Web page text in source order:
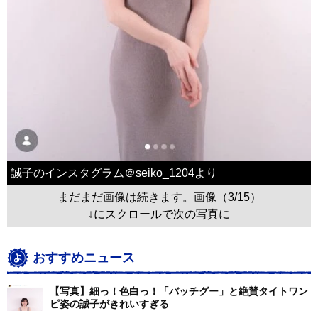
誠子のインスタグラム＠seiko_1204より
まだまだ画像は続きます。画像（3/15）
↓にスクロールで次の写真に
おすすめニュース
【写真】細っ！色白っ！「バッチグー」と絶賛タイトワン
ピ姿の誠子がきれいすぎる